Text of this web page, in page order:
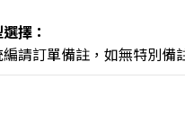
擇：
請訂單備註，如無特別備